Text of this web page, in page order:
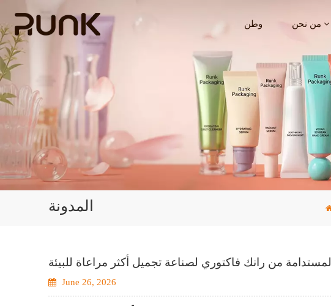
وطن من نحن
المدونة
من رانك فاكتوري لصناعة تجميل أكثر مراعاة للبيئة
June 26, 2026